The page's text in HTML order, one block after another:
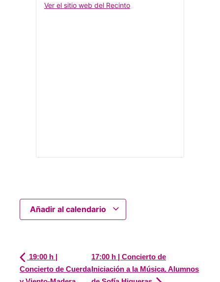
Ver el sitio web del Recinto
Añadir al calendario
19:00 h |
Concierto de Cuerda
17:00 h | Concierto de
Iniciación a la Música. Alumnos